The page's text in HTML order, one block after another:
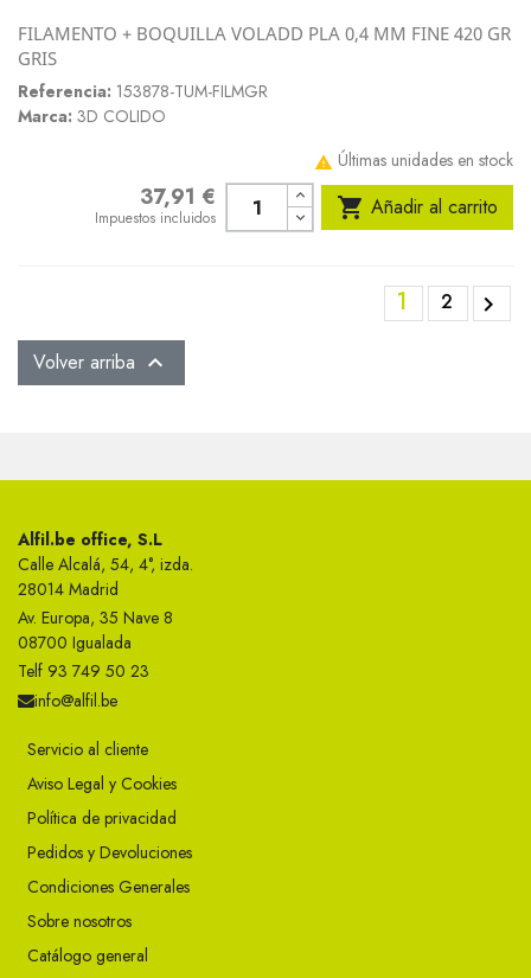
FILAMENTO + BOQUILLA VOLADD PLA 0,4 MM FINE 420 GR
GRIS
Referencia: 153878-TUM-FILMGR
Marca: 3D COLIDO
 Últimas unidades en stock
37,91 €
Impuestos incluidos  Añadir al carrito
1 2 
Volver arriba 
Alfil.be office, S.L
Calle Alcalá, 54, 4°, izda.
28014 Madrid
Av. Europa, 35 Nave 8
08700 Igualada
Telf 93 749 50 23
info@alfil.be
Servicio al cliente
Aviso Legal y Cookies
Política de privacidad
Pedidos y Devoluciones
Condiciones Generales
Sobre nosotros
Catálogo general